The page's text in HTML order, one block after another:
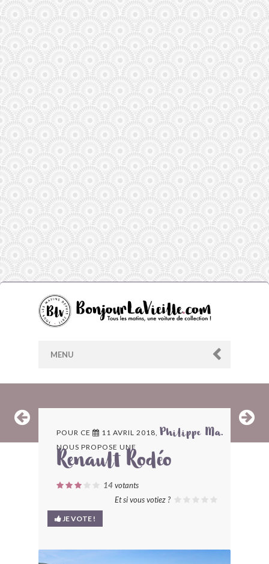
MENU
ARCHIVES
LES CONTRIBUTEURS
LE BLOG
BONJOURLAVIEILLE ?
POUR CE 11 AVRIL 2018, Philippe Ma.
NOUS PROPOSE UNE
Renault Rodéo
14votants
Et si vous votiez ?
JE VOTE !